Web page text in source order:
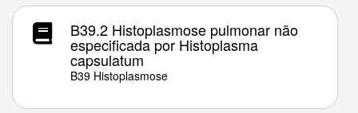
B39.2 Histoplasmose pulmonar não
especificada por Histoplasma
capsulatum
B39 Histoplasmose